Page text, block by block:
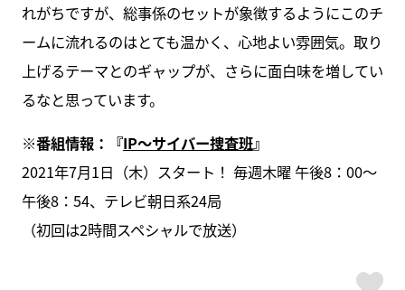
れがちですが、総事係のセットが象徴するようにこのチ
ームに流れるのはとても温かく、心地よい雰囲気。取り
上げるテーマとのギャップが、さらに面白味を増してい
るなと思っています。
※番組情報：『IP～サイバー捜査班』
2021年7月1日（木）スタート！ 毎週木曜 午後8：00～
午後8：54、テレビ朝日系24局
（初回は2時間スペシャルで放送）